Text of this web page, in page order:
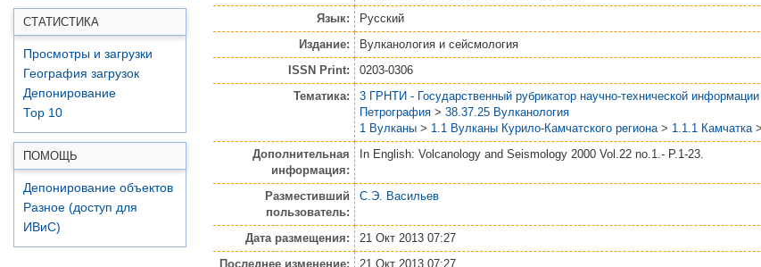
СТАТИСТИКА
Просмотры и загрузки
География загрузок
Депонирование
Top 10
ПОМОЩЬ
Депонирование объектов
Разное (доступ для
ИВиС)
Язык:
Русский
Издание:
Вулканология и сейсмология
ISSN Print:
0203-0306
Тематика:
3 ГРНТИ - Государственный рубрикатор научно-технической информации
Петрография > 38.37.25 Вулканология
1 Вулканы > 1.1 Вулканы Курило-Камчатского региона > 1.1.1 Камчатка >
Дополнительная
информация:
In English: Volcanology and Seismology 2000 Vol.22 no.1.- P.1-23.
Разместивший
пользователь:
С.Э. Васильев
Дата размещения:
21 Окт 2013 07:27
Последнее изменение:
21 Окт 2013 07:27